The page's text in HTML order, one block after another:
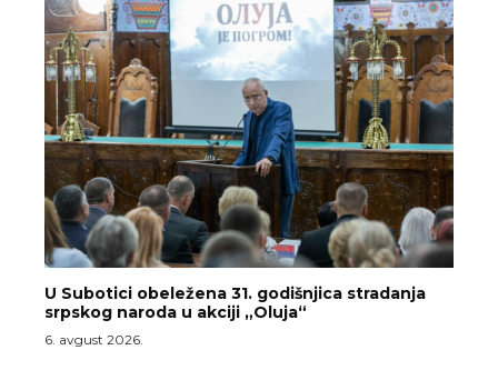
U Subotici obeležena 31. godišnjica stradanja
srpskog naroda u akciji „Oluja“
6. avgust 2026.